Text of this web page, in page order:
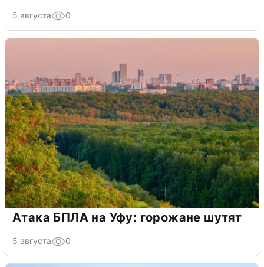
5 августа 0
Атака БПЛА на Уфу: горожане шутят
5 августа 0